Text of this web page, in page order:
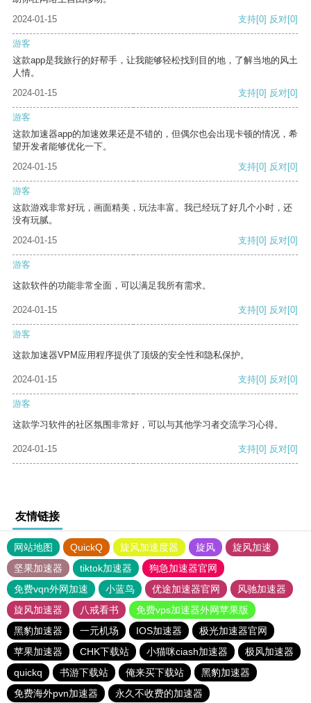
2024-01-15
支持[0] 反对[0]
游客
这款app是我旅行的好帮手，让我能够轻松找到目的地，了解当地的风土
人情。
2024-01-15
支持[0] 反对[0]
游客
这款加速器app的加速效果还是不错的，但偶尔也会出现卡顿的情况，希
望开发者能够优化一下。
2024-01-15
支持[0] 反对[0]
游客
这款游戏非常好玩，画面精美，玩法丰富。我已经玩了好几个小时，还
没有玩腻。
2024-01-15
支持[0] 反对[0]
游客
这款软件的功能非常全面，可以满足我所有需求。
2024-01-15 支持[0] 反对[0]
游客
这款加速器VPM应用程序提供了顶级的安全性和隐私保护。
2024-01-15 支持[0] 反对[0]
游客
这款学习软件的社区氛围非常好，可以与其他学习者交流学习心得。
2024-01-15 支持[0] 反对[0]
友情链接
网站地图 QuickQ 旋风加速度器 旋风
旋风加速
坚果加速器
tiktok加速器
狗急加速器官网
免费vqn外网加速
小蓝鸟 优途加速器官网
风驰加速器
旋风加速器
八戒看书
免费vps加速器外网苹果版
黑豹加速器
一元机场 IOS加速器
极光加速器官网
苹果加速器
CHK下载站 小猫咪ciash加速器
极风加速器
quickq
书游下载站 俺来买下载站
黑豹加速器
免费海外pvn加速器
永久不收费的加速器